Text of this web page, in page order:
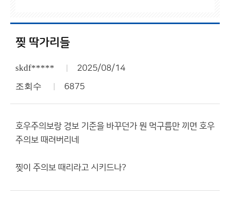
찢 딱가리들
skdf***** 2025/08/14
조회수 6875
호우주의보랑 경보 기준을 바꾸던가 뭔 먹구름만 끼면 호우
주의보 때려버리네
찢이 주의보 때리라고 시키드나?